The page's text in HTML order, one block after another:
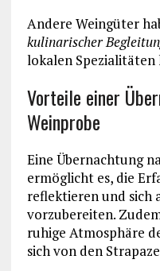
Andere Weingüter
kulinarischer
lokalen
Vorteile einer
Weinprobe
Eine Übernachtung
ermöglicht es, die
reflektieren und sich
vorzubereiten.
ruhige Atmosphäre
sich von den